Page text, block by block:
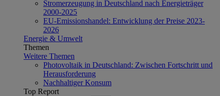
Stromerzeugung in Deutschland nach Energieträger
2000-2025
EU-Emissionshandel: Entwicklung der Preise 2023-
2026
Energie & Umwelt
Themen
Weitere Themen
Photovoltaik in Deutschland: Zwischen Fortschritt und
Herausforderung
Nachhaltiger Konsum
Top Report